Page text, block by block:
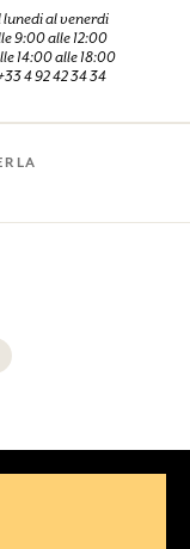
lunedi al venerdi
9:00 alle 12:00
14:00 alle 18:00
4 92 42 34 34
LA